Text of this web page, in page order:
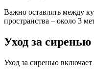
Важно оставлять между
пространства – около 3
Уход за сиренью
Уход за сиренью